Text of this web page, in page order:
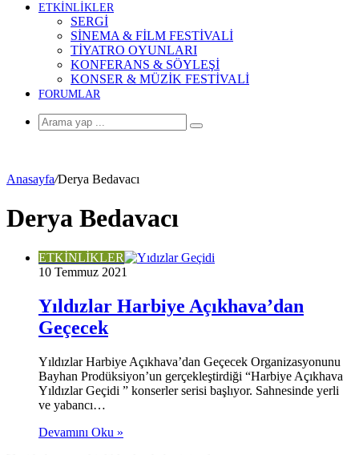
ETKİNLİKLER
SERGİ
SİNEMA & FİLM FESTİVALİ
TİYATRO OYUNLARI
KONFERANS & SÖYLEŞİ
KONSER & MÜZİK FESTİVALİ
FORUMLAR
Arama
Anasayfa/Derya Bedavacı
Derya Bedavacı
ETKİNLİKLER
10 Temmuz 2021
Yıldızlar Harbiye Açıkhava’dan
Geçecek
Yıldızlar Harbiye Açıkhava’dan Geçecek Organizasyonunu
Bayhan Prodüksiyon’un gerçekleştirdiği “Harbiye Açıkhava
Yıldızlar Geçidi ” konserler serisi başlıyor. Sahnesinde yerli
ve yabancı…
Devamını Oku »